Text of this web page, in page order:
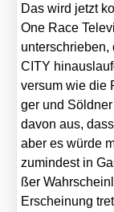
Das wird jetzt
One Race
unter­schrie­ben,
CITY
ver­sum wie die
ger und
davon aus,
aber es wür­de
zumin­dest in
ßer
Erschei­nung